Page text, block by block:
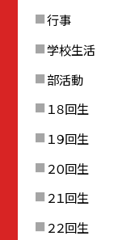
行事
学校生活
部活動
１８回生
１９回生
２０回生
２１回生
２２回生